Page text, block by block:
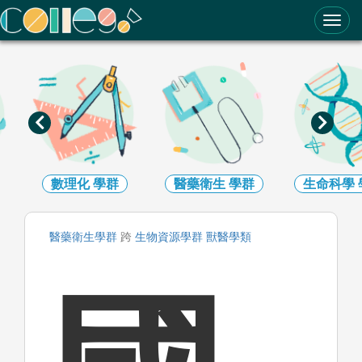
ColleGo! 大學選才與高中育才輔助系統
數理化學群 醫藥衛生 學群 生命科學
醫藥衛生學群 跨 生物資源學群 獸醫學類